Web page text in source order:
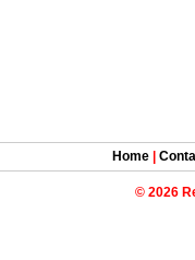
Home|
© 2026